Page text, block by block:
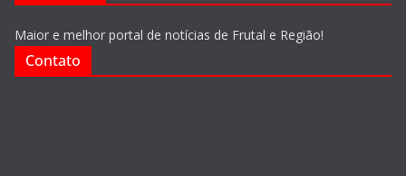
Maior e melhor portal de notícias de Frutal e Região!
Contato